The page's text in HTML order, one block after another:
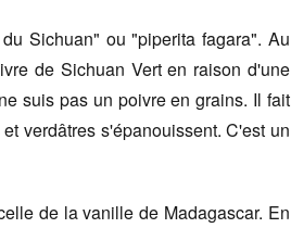
Sichuan" ou "piperita fagara". Au
de Sichuan Vert en raison d'une
suis pas un poivre en grains. Il fait
verdâtres s'épanouissent. C'est un
de la vanille de Madagascar. En